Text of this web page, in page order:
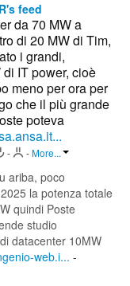
feed
da 70 MW a
di 20 MW di Tim,
i grandi,
IT power, cioè
meno per ora per
che il più grande
poteva
- -More...
ariba, poco
la potenza totale
quindi Poste
studio
datacenter 10MW
web.i... -